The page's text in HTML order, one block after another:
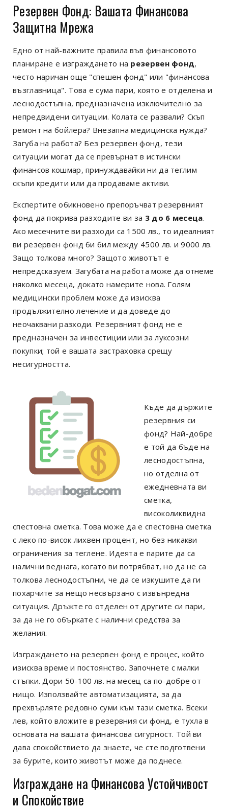
Резервен Фонд: Вашата Финансова
Защитна Мрежа
Едно от най-важните правила във финансовото
планиране е изграждането на резервен фонд,
често наричан още "спешен фонд" или "финансова
възглавница". Това е сума пари, която е отделена и
леснодостъпна, предназначена изключително за
непредвидени ситуации. Колата се развали? Скъп
ремонт на бойлера? Внезапна медицинска нужда?
Загуба на работа? Без резервен фонд, тези
ситуации могат да се превърнат в истински
финансов кошмар, принуждавайки ни да теглим
скъпи кредити или да продаваме активи.
Експертите обикновено препоръчват резервният
фонд да покрива разходите ви за 3 до 6 месеца.
Ако месечните ви разходи са 1500 лв., то идеалният
ви резервен фонд би бил между 4500 лв. и 9000 лв.
Защо толкова много? Защото животът е
непредсказуем. Загубата на работа може да отнеме
няколко месеца, докато намерите нова. Голям
медицински проблем може да изисква
продължително лечение и да доведе до
неочаквани разходи. Резервният фонд не е
предназначен за инвестиции или за луксозни
покупки; той е вашата застраховка срещу
несигурността.
Къде да държите
резервния си
фонд? Най-добре
е той да бъде на
леснодостъпна,
но отделна от
ежедневната ви
сметка,
високоликвидна
спестовна сметка. Това може да е спестовна сметка
с леко по-висок лихвен процент, но без никакви
ограничения за теглене. Идеята е парите да са
налични веднага, когато ви потрябват, но да не са
толкова леснодостъпни, че да се изкушите да ги
похарчите за нещо несвързано с извънредна
ситуация. Дръжте го отделен от другите си пари,
за да не го объркате с налични средства за
желания.
Изграждането на резервен фонд е процес, който
изисква време и постоянство. Започнете с малки
стъпки. Дори 50-100 лв. на месец са по-добре от
нищо. Използвайте автоматизацията, за да
прехвърляте редовно суми към тази сметка. Всеки
лев, който вложите в резервния си фонд, е тухла в
основата на вашата финансова сигурност. Той ви
дава спокойствието да знаете, че сте подготвени
за бурите, които животът може да поднесе.
Изграждане на Финансова Устойчивост
и Спокойствие